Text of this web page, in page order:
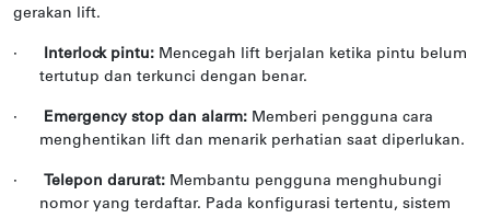
gerakan lift.
· Interlock pintu: Mencegah lift berjalan ketika pintu belum
tertutup dan terkunci dengan benar.
· Emergency stop dan alarm: Memberi pengguna cara
menghentikan lift dan menarik perhatian saat diperlukan.
· Telepon darurat: Membantu pengguna menghubungi
nomor yang terdaftar. Pada konfigurasi tertentu, sistem